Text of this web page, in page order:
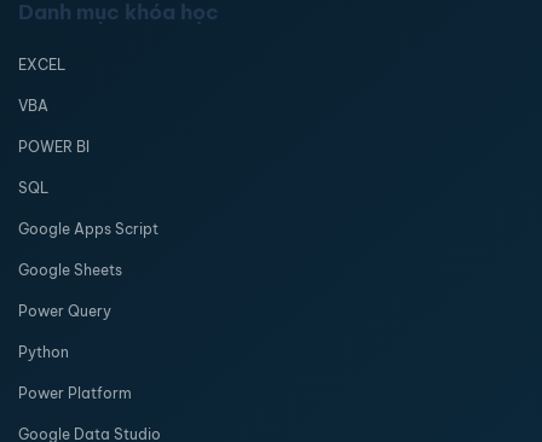
Danh mục khóa học
EXCEL
VBA
POWER BI
SQL
Google Apps Script
Google Sheets
Power Query
Python
Power Platform
Google Data Studio